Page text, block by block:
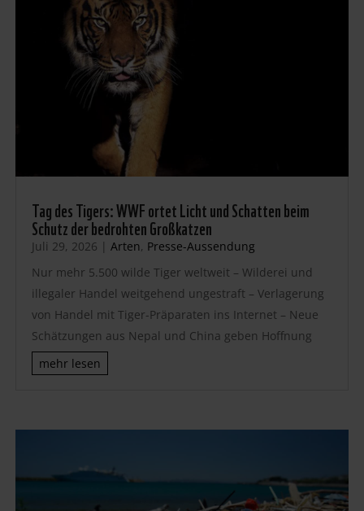
Tag des Tigers: WWF ortet Licht und Schatten beim
Schutz der bedrohten Großkatzen
Juli 29, 2026 | Arten, Presse-Aussendung
Nur mehr 5.500 wilde Tiger weltweit – Wilderei und
illegaler Handel weitgehend ungestraft – Verlagerung
von Handel mit Tiger-Präparaten ins Internet – Neue
Schätzungen aus Nepal und China geben Hoffnung
mehr lesen